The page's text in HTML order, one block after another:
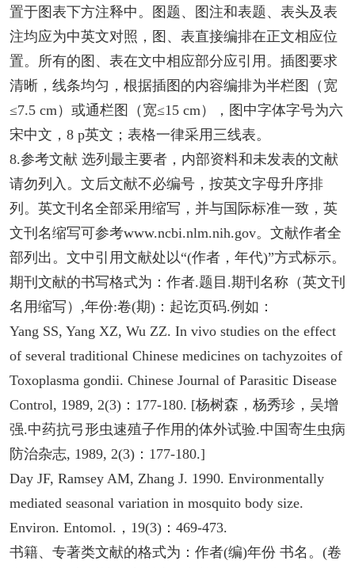
置于图表下方注释中。图题、图注和表题、表头及表
注均应为中英文对照，图、表直接编排在正文相应位
置。所有的图、表在文中相应部分应引用。插图要求
清晰，线条均匀，根据插图的内容编排为半栏图（宽
≤7.5 cm）或通栏图（宽≤15 cm），图中字体字号为六
宋中文，8 p英文；表格一律采用三线表。
8.参考文献 选列最主要者，内部资料和未发表的文献
请勿列入。文后文献不必编号，按英文字母升序排
列。英文刊名全部采用缩写，并与国际标准一致，英
文刊名缩写可参考www.ncbi.nlm.nih.gov。文献作者全
部列出。文中引用文献处以“(作者，年代)”方式标示。
期刊文献的书写格式为：作者.题目.期刊名称（英文刊
名用缩写）,年份:卷(期)：起讫页码.例如：
Yang SS, Yang XZ, Wu ZZ. In vivo studies on the effect
of several traditional Chinese medicines on tachyzoites of
Toxoplasma gondii. Chinese Journal of Parasitic Disease
Control, 1989, 2(3)：177-180. [杨树森，杨秀珍，吴增
强.中药抗弓形虫速殖子作用的体外试验.中国寄生虫病
防治杂志, 1989, 2(3)：177-180.]
Day JF, Ramsey AM, Zhang J. 1990. Environmentally
mediated seasonal variation in mosquito body size.
Environ. Entomol.，19(3)：469-473.
书籍、专著类文献的格式为：作者(编)年份 书名。(卷